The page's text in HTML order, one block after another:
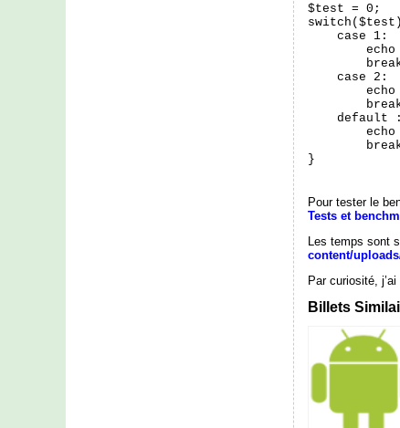
$test = 0;
    case 1:
echo
    case 2:
echo
    default :
echo
}
Pour tester le
Tests et
Les temps sont
content/
Par curiosité,
Billets